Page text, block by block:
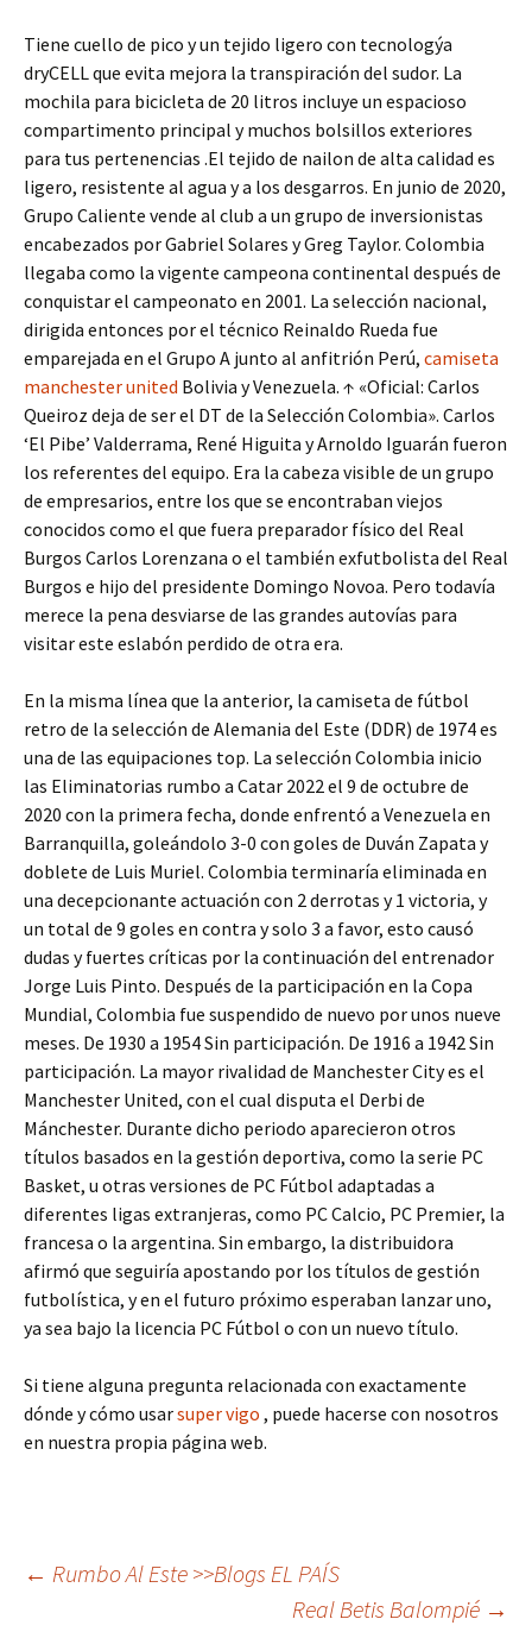
Tiene cuello de pico y un tejido ligero con tecnologýa
dryCELL que evita mejora la transpiración del sudor. La
mochila para bicicleta de 20 litros incluye un espacioso
compartimento principal y muchos bolsillos exteriores
para tus pertenencias .El tejido de nailon de alta calidad es
ligero, resistente al agua y a los desgarros. En junio de 2020,
Grupo Caliente vende al club a un grupo de inversionistas
encabezados por Gabriel Solares y Greg Taylor. Colombia
llegaba como la vigente campeona continental después de
conquistar el campeonato en 2001. La selección nacional,
dirigida entonces por el técnico Reinaldo Rueda fue
emparejada en el Grupo A junto al anfitrión Perú, camiseta
manchester united Bolivia y Venezuela. ↑ «Oficial: Carlos
Queiroz deja de ser el DT de la Selección Colombia». Carlos
‘El Pibe’ Valderrama, René Higuita y Arnoldo Iguarán fueron
los referentes del equipo. Era la cabeza visible de un grupo
de empresarios, entre los que se encontraban viejos
conocidos como el que fuera preparador físico del Real
Burgos Carlos Lorenzana o el también exfutbolista del Real
Burgos e hijo del presidente Domingo Novoa. Pero todavía
merece la pena desviarse de las grandes autovías para
visitar este eslabón perdido de otra era.
En la misma línea que la anterior, la camiseta de fútbol
retro de la selección de Alemania del Este (DDR) de 1974 es
una de las equipaciones top. La selección Colombia inicio
las Eliminatorias rumbo a Catar 2022 el 9 de octubre de
2020 con la primera fecha, donde enfrentó a Venezuela en
Barranquilla, goleándolo 3-0 con goles de Duván Zapata y
doblete de Luis Muriel. Colombia terminaría eliminada en
una decepcionante actuación con 2 derrotas y 1 victoria, y
un total de 9 goles en contra y solo 3 a favor, esto causó
dudas y fuertes críticas por la continuación del entrenador
Jorge Luis Pinto. Después de la participación en la Copa
Mundial, Colombia fue suspendido de nuevo por unos nueve
meses. De 1930 a 1954 Sin participación. De 1916 a 1942 Sin
participación. La mayor rivalidad de Manchester City es el
Manchester United, con el cual disputa el Derbi de
Mánchester. Durante dicho periodo aparecieron otros
títulos basados en la gestión deportiva, como la serie PC
Basket, u otras versiones de PC Fútbol adaptadas a
diferentes ligas extranjeras, como PC Calcio, PC Premier, la
francesa o la argentina. Sin embargo, la distribuidora
afirmó que seguiría apostando por los títulos de gestión
futbolística, y en el futuro próximo esperaban lanzar uno,
ya sea bajo la licencia PC Fútbol o con un nuevo título.
Si tiene alguna pregunta relacionada con exactamente
dónde y cómo usarsuper vigo , puede hacerse con nosotros
en nuestra propia página web.
Navegación
← Rumbo Al Este >>Blogs EL PAÍS
Real Betis Balompié →